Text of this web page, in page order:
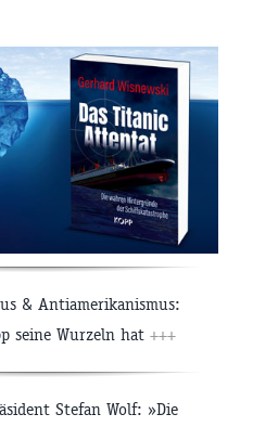
& Antiamerikanismus:
seine Wurzeln hat +++
Stefan Wolf: »Die